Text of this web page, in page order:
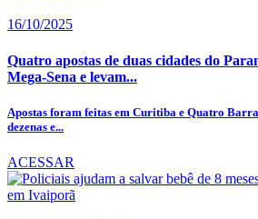
16/10/2025
Quatro apostas de duas cidades do
Mega-Sena e levam...
Apostas foram feitas em Curitiba e Quatro
dezenas e...
ACESSAR